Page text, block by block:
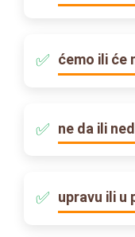
ćemo ili će
ne da ili
upravu ili u